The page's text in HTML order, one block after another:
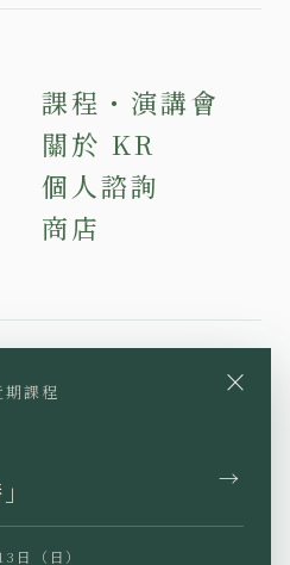
課程・演講會
關於 KR
個人諮詢
商店
Facebook
×
期課程
→
日（日）